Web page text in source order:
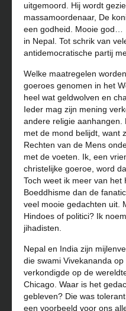
uitgemoord. Hij wordt
massamoordenaar, De
een godheid. Mooie god…
in Nepal. Tot schrik van
antidemocratische partij
Welke maatregelen
goeroes genomen in het
heel wat geldwolven en
Ieder mag zijn mening
andere religie aanhangen.
met de mond belijdt, want
Rechten van de Mens
met de voeten. Ik, een
christelijke goeroe, word
Toch weet ik meer van het
Boeddhisme dan de
veel mooie gedachten uit.
Hindoes of politici? Ik
jihadisten.
Nepal en India zijn
die swami Vivekananda
verkondigde op de
Chicago. Waar is het
gebleven? Die was
een voorbeeld voor ons